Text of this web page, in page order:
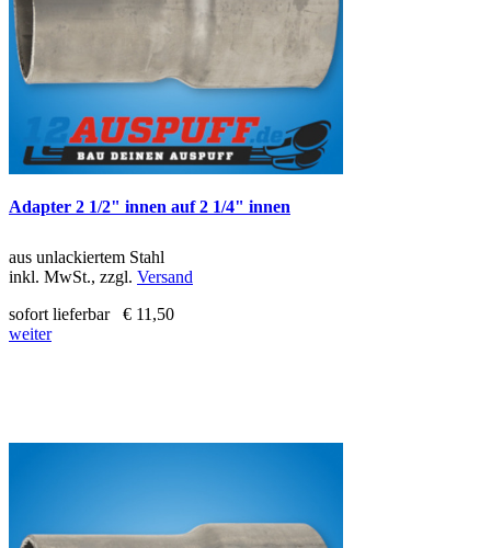
Adapter 2 1/2" innen auf 2 1/4" innen
aus unlackiertem Stahl
inkl. MwSt., zzgl. Versand
sofort lieferbar
€ 11,50
weiter